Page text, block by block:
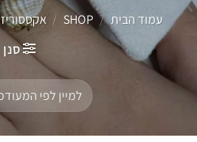
עמוד הבית /
SHOP
/ אקססוריז
סנן